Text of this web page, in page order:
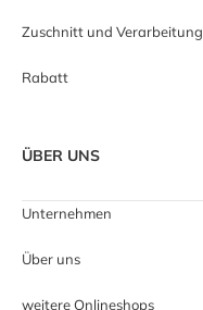
Zuschnitt und Verarbeitung
Rabatt
ÜBER UNS
Unternehmen
Über uns
weitere Onlineshops